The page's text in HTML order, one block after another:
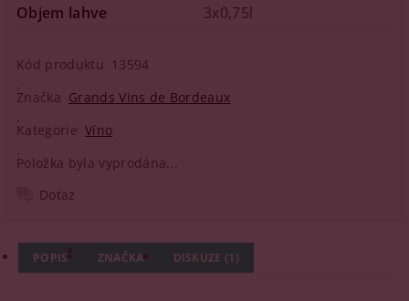
Objem lahve
3x0,75l
Kód produktu
13594
Značka Grands Vins de Bordeaux
Kategorie Víno
Položka byla vyprodána...
Dotaz
POPIS ZNAČKA DISKUZE (1)